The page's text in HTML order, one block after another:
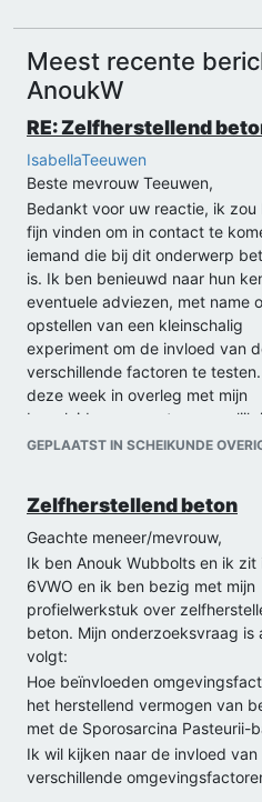
Meest recente
AnoukW
RE: Zelfherstellend
IsabellaTeeuwen
Beste mevrouw Teeuwen,
Bedankt voor uw reactie, ik zou
fijn vinden om in contact te
iemand die bij dit onderwerp
is. Ik ben benieuwd naar hun
eventuele adviezen, met name
opstellen van een kleinschalig
experiment om de invloed van
verschillende factoren te
deze week in overleg met mijn
begeleider over wat er mogelijk
mijn school qua de materialen en
Met vriendelijke groet,
Anouk Wubbolts
GEPLAATST IN SCHEIKUNDE
Zelfherstellend beton
Geachte meneer/mevrouw,
Ik ben Anouk Wubbolts en ik zit
6VWO en ik ben bezig met mijn
profielwerkstuk over
beton. Mijn onderzoeksvraag is
volgt:
Hoe beïnvloeden
het herstellend vermogen van
met de Sporosarcina Pasteurii-
Ik wil kijken naar de invloed van
verschillende